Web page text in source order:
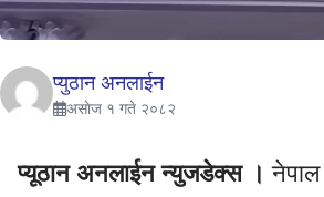
प्युठान अनलाईन
असाेज १ गते २०८२
प्यूठान अनलाईन न्युजडेक्स ।